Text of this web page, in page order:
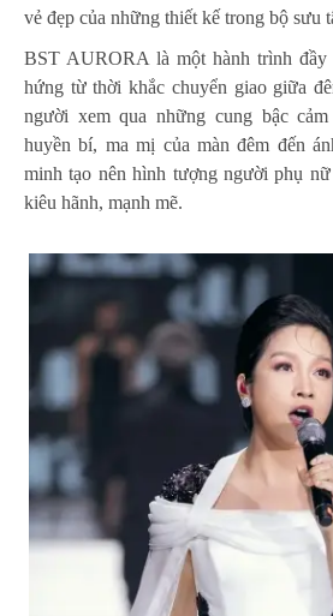
vẻ đẹp của những thiết kế trong bộ sưu
BST AURORA là một hành trình đầy
hứng từ thời khắc chuyển giao giữa
người xem qua những cung bậc
huyền bí, ma mị của màn đêm đến
minh tạo nên hình tượng người phụ
kiêu hãnh, mạnh mẽ.